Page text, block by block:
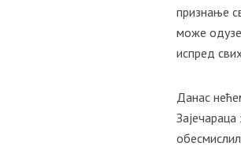
признање
може
испред
Данас